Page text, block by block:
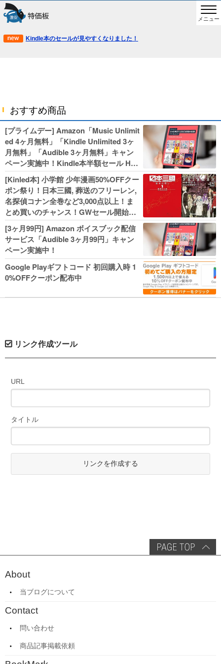
メニュー
Kindle本のセールが見やすくなりました！
おすすめ商品
[プライムデー] Amazon「Music Unlimit
ed 4ヶ月無料」「Kindle Unlimited 3ヶ
月無料」「Audible 3ヶ月無料」キャン
ペーン実施中！Kindle本半額セール HU
NTER×HUNTERなど集英社、無職転生,
幼女戦記などKADOKAWA、キャプテン
翼100円セールも！
[Kinled本] 小学館 少年漫画50%OFFクー
ポン祭り！日本三國, 葬送のフリーレン,
名探偵コナン全巻など3,000点以上！ま
とめ買いのチャンス！GWセール開始！
人気コミック多数 カドカワ祭やIT関連本
がセールに！
[3ヶ月99円] Amazon ボイスブック配信
サービス「Audible 3ヶ月99円」キャン
ペーン実施中！
Google Playギフトコード 初回購入時 1
0%OFFクーポン配布中
リンク作成ツール
URL
タイトル
リンクを作成する
About
当ブログについて
Contact
問い合わせ
商品記事掲載依頼